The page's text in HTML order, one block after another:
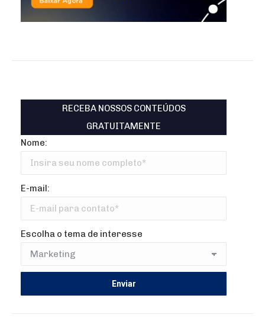
RECEBA NOSSOS CONTEÚDOS
GRATUITAMENTE
Nome:
E-mail:
Escolha o tema de interesse